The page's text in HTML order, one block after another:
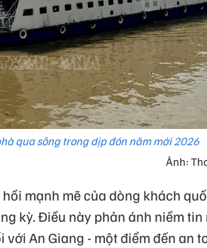
qua sông trong dịp đón năm mới 2026
Ảnh:
mạnh mẽ của dòng khách
kỳ. Điều này phản ánh niềm
An Giang - một điểm đến an